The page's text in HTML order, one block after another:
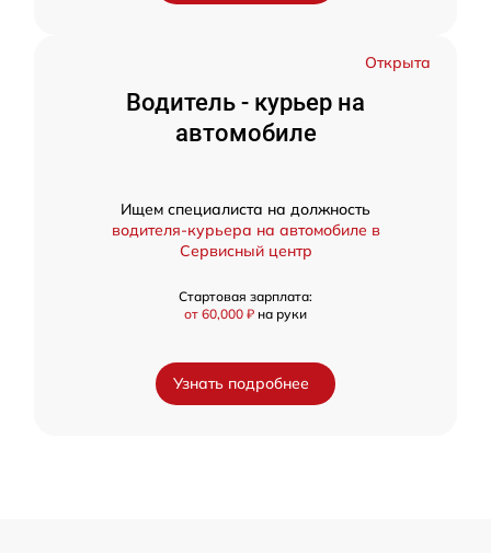
Открыта
Водитель - курьер на
автомобиле
Ищем специалиста на должность
водителя-курьера на автомобиле в
Сервисный центр
Стартовая зарплата:
от 60,000 ₽ на руки
Узнать подробнее